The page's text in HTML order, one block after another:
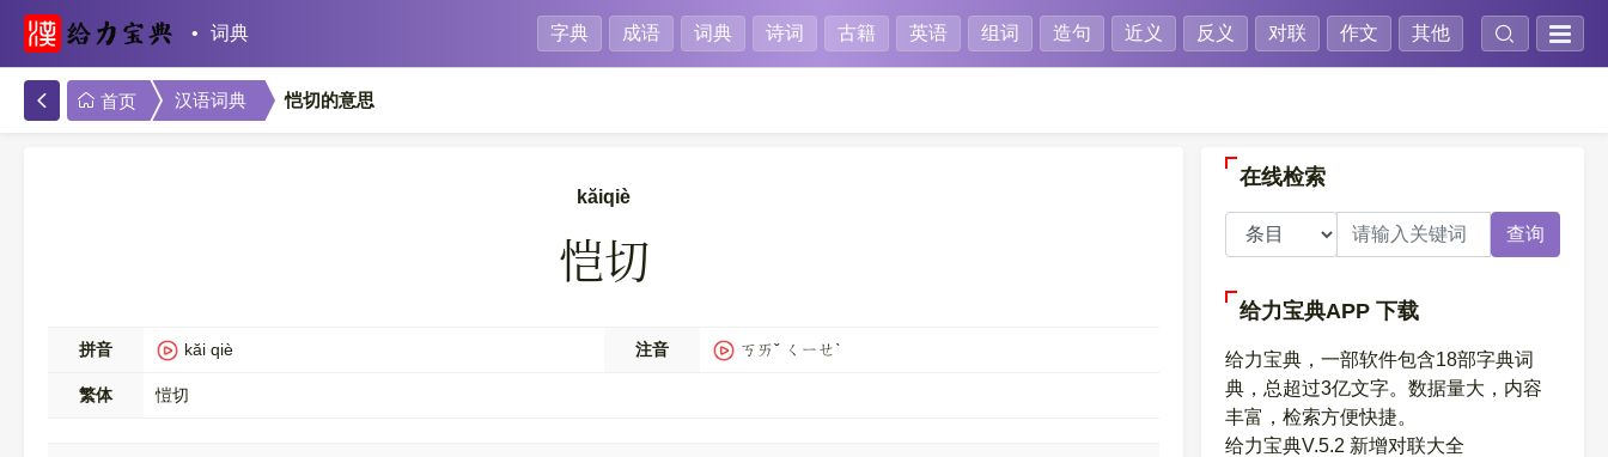
词典 字典 成语 词典 诗词 古籍 英语 组词 造句 近义 反义 对联 作文 其他
首页 汉语词典 恺切的意思
kăiqiè
恺切
拼音 kăi qiè 注音 ㄎㄞˇ ㄑㄧㄝˋ
繁体 愷切
在线检索
查询
给力宝典APP 下载
给力宝典，一部软件包含18部字典词
典，总超过3亿文字。数据量大，内容
丰富，检索方便快捷。
给力宝典V.5.2 新增对联大全